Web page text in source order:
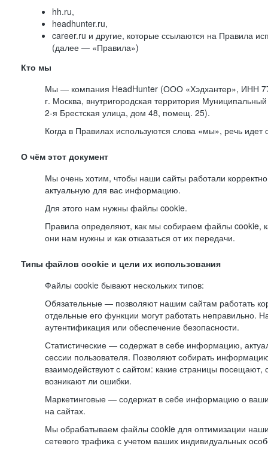
hh.ru,
headhunter.ru,
career.ru и другие, которые ссылаются на Правила
(далее — «Правила»)
Кто мы
Мы — компания HeadHunter (ООО «Хэдхантер», ИНН
г. Москва, внутригородская территория Муниципальный
2-я Брестская улица, дом 48, помещ. 25).
Когда в Правилах используются слова «мы», речь
О чём этот документ
Мы очень хотим, чтобы наши сайты работали
актуальную для вас информацию.
Для этого нам нужны файлы cookie.
Правила определяют, как мы собираем файлы cookie,
они нам нужны и как отказаться от их передачи.
Типы файлов cookie и цели их использования
Файлы cookie бывают нескольких типов:
Обязательные — позволяют нашим сайтам работать
отдельные его функции могут работать неправильно.
аутентификация или обеспечение безопасности.
Статистические — содержат в себе информацию,
сессии пользователя. Позволяют собирать
взаимодействуют с сайтом: какие страницы посещают,
возникают ли ошибки.
Маркетинговые — содержат в себе информацию о
на сайтах.
Мы обрабатываем файлы cookie для оптимизации
сетевого трафика с учетом ваших индивидуальных